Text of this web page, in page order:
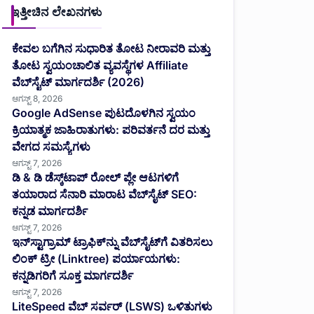
ಇತ್ತೀಚಿನ ಲೇಖನಗಳು
ಕೇವಲ ಬಗೆಗಿನ ಸುಧಾರಿತ ತೋಟ ನೀರಾವರಿ ಮತ್ತು
ತೋಟ ಸ್ವಯಂಚಾಲಿತ ವ್ಯವಸ್ಥೆಗಳ Affiliate
ವೆಬ್‌ಸೈಟ್ ಮಾರ್ಗದರ್ಶಿ (2026)
ಆಗಸ್ಟ್ 8, 2026
Google AdSense ಪುಟದೊಳಗಿನ ಸ್ವಯಂ
ಕ್ರಿಯಾತ್ಮಕ ಜಾಹಿರಾತುಗಳು: ಪರಿವರ್ತನೆ ದರ ಮತ್ತು
ವೇಗದ ಸಮಸ್ಯೆಗಳು
ಆಗಸ್ಟ್ 7, 2026
ಡಿ & ಡಿ ಡೆಸ್ಕ್‌ಟಾಪ್ ರೋಲ್ ಪ್ಲೇ ಆಟಗಳಿಗೆ
ತಯಾರಾದ ಸೆನಾರಿ ಮಾರಾಟ ವೆಬ್‌ಸೈಟ್ SEO:
ಕನ್ನಡ ಮಾರ್ಗದರ್ಶಿ
ಆಗಸ್ಟ್ 7, 2026
ಇನ್‌ಸ್ಟಾಗ್ರಾಮ್ ಟ್ರಾಫಿಕ್‌ನ್ನು ವೆಬ್‌ಸೈಟ್‌ಗೆ ವಿತರಿಸಲು
ಲಿಂಕ್ ಟ್ರೀ (Linktree) ಪರ್ಯಾಯಗಳು:
ಕನ್ನಡಿಗರಿಗೆ ಸೂಕ್ತ ಮಾರ್ಗದರ್ಶಿ
ಆಗಸ್ಟ್ 7, 2026
LiteSpeed ವೆಬ್ ಸರ್ವರ್ (LSWS) ಒಳಿತುಗಳು